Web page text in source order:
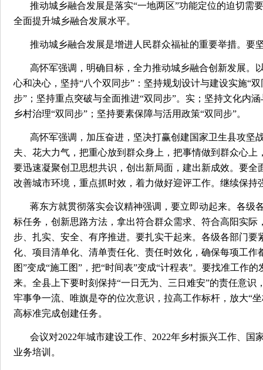
推动城乡融合发展是落实“一地两区”功能定位的迫切需
全面提升城乡融合发展水平。
推动城乡融合发展是增进人民群众福祉的重要举措。要
高怀军强调，明确目标，全力推动城乡融合创新发展。
心和决心，坚持“八个双同步”：坚持规划设计与建设实施“
步”；坚持重点突破与全面推进“双同步”。实；坚持文化内
乡村治理“双同步”；坚持要素保障与活用政策“双同步”。
高怀军强调，加压奋进，坚决打赢创建国家卫生县攻坚
夫、花大力气，把重心放到群众身上，把事情做到群众心
要迅速凝聚创卫思想共识，创出新局面，建出新成效。要
改善城市环境，重点抓时效，着力做好迎评工作。继续保
蒋东方就贯彻落实会议精神强调，要立即动起来。各级
标任务，创新思路方法，拿出符合群众需求、符合高阳实
步、扎实、安全、有序推进。要扎实干起来。各级各部门
化、项目清单化、清单责任化、责任时效化，确保每项工
图”变成“施工图”，把“时间表”变成“计程表”。要找准工作
来。全县上下要时刻保持“一日无为、三日难安”的责任意
牢事争一流、唯旗是夺的位次意识，拉高工作标杆，放大“
高标准完成创建任务。
会议对2022年城市建设工作、2022年乡村振兴工作、
业务培训。